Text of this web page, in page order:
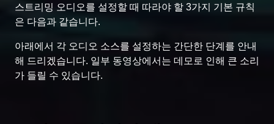
스트리밍 오디오를 설정할 때 따라야 할 3가지 기본 규칙
은 다음과 같습니다.
아래에서 각 오디오 소스를 설정하는 간단한 단계를 안내
해 드리겠습니다. 일부 동영상에서는 데모로 인해 큰 소리
가 들릴 수 있습니다.